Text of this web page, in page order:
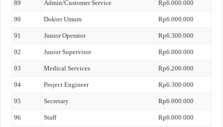
89 Admin/Customer Service Rp6.000.000
90 Dokter Umum Rp6.000.000
91 Junior Operator Rp6.300.000
92 Junior Supervisor Rp6.000.000
93 Medical Services Rp6.200.000
94 Project Engineer Rp6.300.000
95 Secretary Rp6.000.000
96 Staff Rp6.000.000